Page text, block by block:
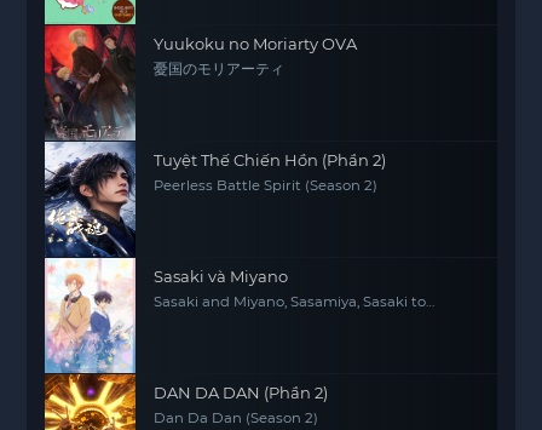
Yuukoku no Moriarty OVA
憂国のモリアーティ
Tuyệt Thế Chiến Hồn (Phần 2)
Peerless Battle Spirit (Season 2)
Sasaki và Miyano
Sasaki and Miyano, Sasamiya, Sasaki to
DAN DA DAN (Phần 2)
Dan Da Dan (Season 2)